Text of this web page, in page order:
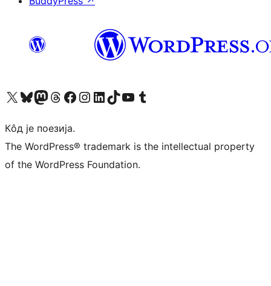
Visit our X (formerly Twitter) account
Посетите наш Bluesky налог
Visit our Mastodon account
Посетите наш налог на Threads-у Visit our Facebook page
Посетите наш Инстаграм налог
Visit our LinkedIn account
Посетите наш TikTok налог
Visit our YouTube channel
Посетите наш Tumblr налог
Кôд је поезија.
The WordPress® trademark is the intellectual property
of the WordPress Foundation.